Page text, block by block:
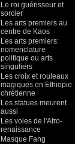
Le roi guérisseur et
sorcier
Les arts premiers au
centre de Kaos
Les arts premiers:
nomenclature
politique ou arts
singuliers
Les croix et rouleaux
magiques en Ethiopie
chrétienne
Les statues meurent
aussi
Les voies de l'Afro-
renaissance
Masque Fang